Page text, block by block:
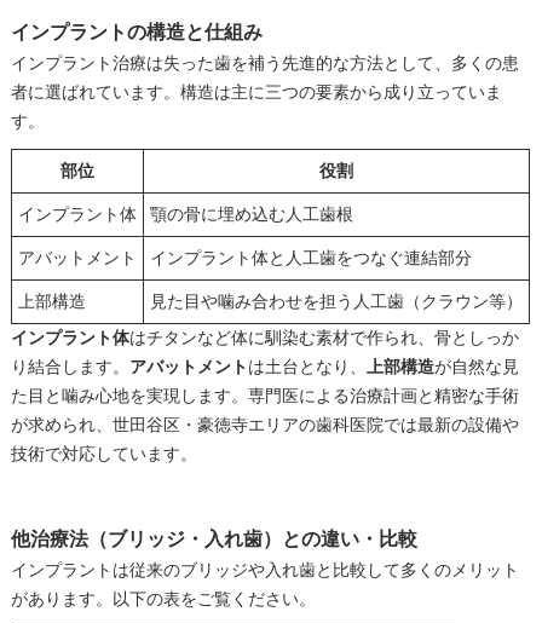
インプラントの構造と仕組み
インプラント治療は失った歯を補う先進的な方法として、多くの患
者に選ばれています。構造は主に三つの要素から成り立っていま
す。
部位 役割
インプラント体 顎の骨に埋め込む人工歯根
アバットメント インプラント体と人工歯をつなぐ連結部分
上部構造
見た目や噛み合わせを担う人工歯（クラウン等）
インプラント体はチタンなど体に馴染む素材で作られ、骨としっか
り結合します。 アバットメント は土台となり、 上部構造が自然な見
た目と噛み心地を実現します。専門医による治療計画と精密な手術
が求められ、世田谷区・豪徳寺エリアの歯科医院では最新の設備や
技術で対応しています。
他治療法（ブリッジ・入れ歯）との違い・比較
インプラントは従来のブリッジや入れ歯と比較して多くのメリット
があります。以下の表をご覧ください。